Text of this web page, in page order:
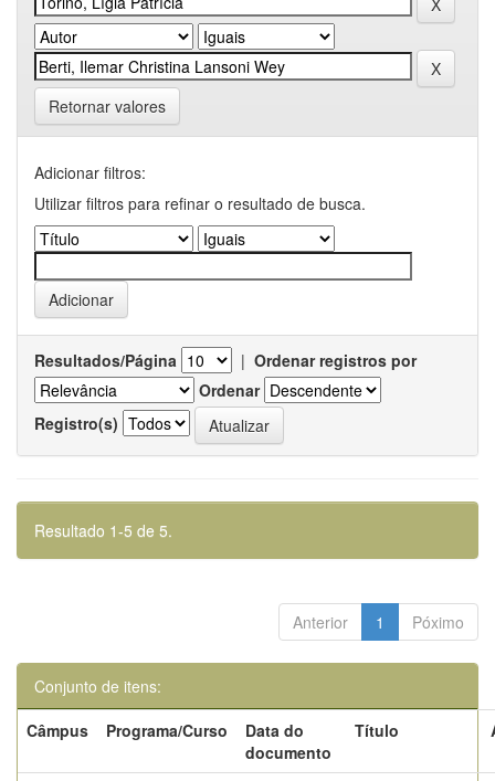
Retornar valores
Adicionar filtros:
Utilizar filtros para refinar o resultado de busca.
Resultados/Página | Ordenar registros por
Ordenar
Registro(s)
Resultado 1-5 de 5.
Anterior 1 Póximo
Conjunto de itens:
Câmpus
Programa/Curso
Data do
documento
Título